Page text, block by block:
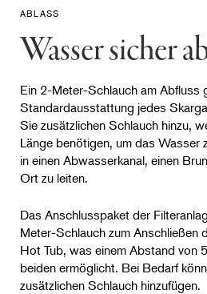
ABLASS
Wasser sicher
Ein 2-Meter-Schlauch am Abfluss
Standardausstattung jedes
Sie zusätzlichen Schlauch hinzu,
Länge benötigen, um das Wasser
in einen Abwasserkanal, einen
Ort zu leiten.
Das Anschlusspaket der
Meter-Schlauch zum Anschließen
Hot Tub, was einem Abstand von
beiden ermöglicht. Bei Bedarf
zusätzlichen Schlauch hinzufügen.